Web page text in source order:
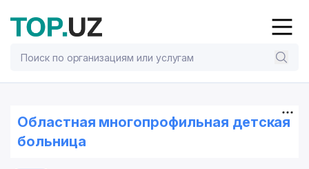
Областная многопрофильная детская
больница